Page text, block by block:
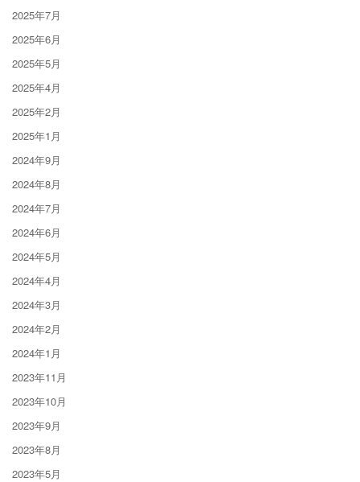
2025年7月
2025年6月
2025年5月
2025年4月
2025年2月
2025年1月
2024年9月
2024年8月
2024年7月
2024年6月
2024年5月
2024年4月
2024年3月
2024年2月
2024年1月
2023年11月
2023年10月
2023年9月
2023年8月
2023年5月